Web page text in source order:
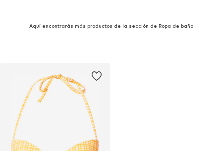
Aquí encontrarás más productos de la sección de Ropa de baño